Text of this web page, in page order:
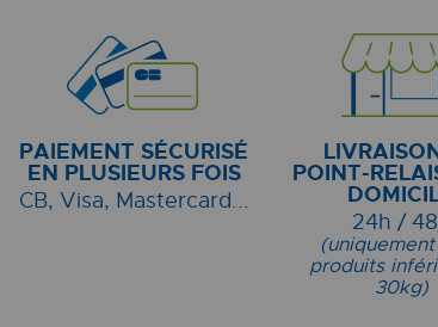
PAIEMENT SÉCURISÉ
EN PLUSIEURS FOIS
CB, Visa, Mastercard...
POINT-
24h /
produits
30kg)